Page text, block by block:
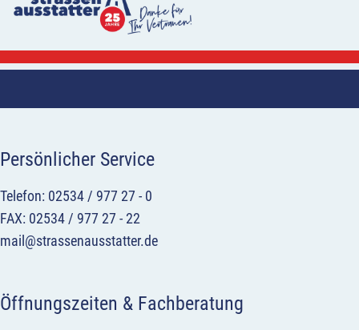
Persönlicher Service
Telefon: 02534 / 977 27 - 0
FAX: 02534 / 977 27 - 22
mail@strassenausstatter.de
Öffnungszeiten & Fachberatung